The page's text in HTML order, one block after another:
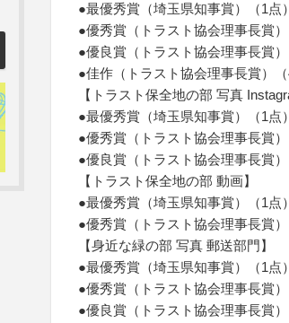
●最優秀賞（埼玉県知事賞）（1
●優秀賞（トラスト協会理事長賞
●優良賞（トラスト協会理事長賞
●佳作（トラスト協会理事長賞）
【トラスト保全地の部 写真
●最優秀賞（埼玉県知事賞）（1
●優秀賞（トラスト協会理事長賞
●優良賞（トラスト協会理事長賞
【トラスト保全地の部 動画】
●最優秀賞（埼玉県知事賞）（1
●優秀賞（トラスト協会理事長賞
【身近な緑の部 写真 郵送部門】
●最優秀賞（埼玉県知事賞）（1
●優秀賞（トラスト協会理事長賞
●優良賞（トラスト協会理事長賞